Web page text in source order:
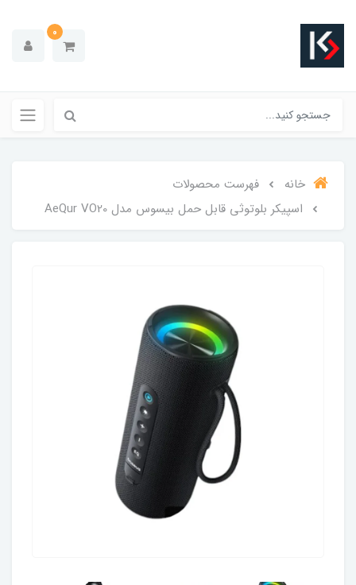
0
خانه
فهرست محصولات
اسپیکر بلوتوثی قابل حمل بیسوس مدل AeQur VO20